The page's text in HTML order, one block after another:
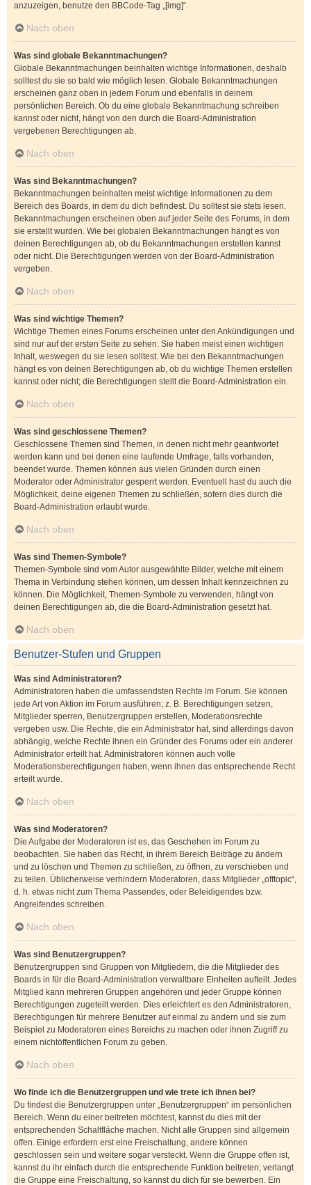
anzuzeigen, benutze den BBCode-Tag „[img]“.
Nach oben
Was sind globale Bekanntmachungen?
Globale Bekanntmachungen beinhalten wichtige Informationen, deshalb
solltest du sie so bald wie möglich lesen. Globale Bekanntmachungen
erscheinen ganz oben in jedem Forum und ebenfalls in deinem
persönlichen Bereich. Ob du eine globale Bekanntmachung schreiben
kannst oder nicht, hängt von den durch die Board-Administration
vergebenen Berechtigungen ab.
Nach oben
Was sind Bekanntmachungen?
Bekanntmachungen beinhalten meist wichtige Informationen zu dem
Bereich des Boards, in dem du dich befindest. Du solltest sie stets lesen.
Bekanntmachungen erscheinen oben auf jeder Seite des Forums, in dem
sie erstellt wurden. Wie bei globalen Bekanntmachungen hängt es von
deinen Berechtigungen ab, ob du Bekanntmachungen erstellen kannst
oder nicht. Die Berechtigungen werden von der Board-Administration
vergeben.
Nach oben
Was sind wichtige Themen?
Wichtige Themen eines Forums erscheinen unter den Ankündigungen und
sind nur auf der ersten Seite zu sehen. Sie haben meist einen wichtigen
Inhalt, weswegen du sie lesen solltest. Wie bei den Bekanntmachungen
hängt es von deinen Berechtigungen ab, ob du wichtige Themen erstellen
kannst oder nicht; die Berechtigungen stellt die Board-Administration ein.
Nach oben
Was sind geschlossene Themen?
Geschlossene Themen sind Themen, in denen nicht mehr geantwortet
werden kann und bei denen eine laufende Umfrage, falls vorhanden,
beendet wurde. Themen können aus vielen Gründen durch einen
Moderator oder Administrator gesperrt werden. Eventuell hast du auch die
Möglichkeit, deine eigenen Themen zu schließen, sofern dies durch die
Board-Administration erlaubt wurde.
Nach oben
Was sind Themen-Symbole?
Themen-Symbole sind vom Autor ausgewählte Bilder, welche mit einem
Thema in Verbindung stehen können, um dessen Inhalt kennzeichnen zu
können. Die Möglichkeit, Themen-Symbole zu verwenden, hängt von
deinen Berechtigungen ab, die die Board-Administration gesetzt hat.
Nach oben
Benutzer-Stufen und Gruppen
Was sind Administratoren?
Administratoren haben die umfassendsten Rechte im Forum. Sie können
jede Art von Aktion im Forum ausführen; z. B. Berechtigungen setzen,
Mitglieder sperren, Benutzergruppen erstellen, Moderationsrechte
vergeben usw. Die Rechte, die ein Administrator hat, sind allerdings davon
abhängig, welche Rechte ihnen ein Gründer des Forums oder ein anderer
Administrator erteilt hat. Administratoren können auch volle
Moderationsberechtigungen haben, wenn ihnen das entsprechende Recht
erteilt wurde.
Nach oben
Was sind Moderatoren?
Die Aufgabe der Moderatoren ist es, das Geschehen im Forum zu
beobachten. Sie haben das Recht, in ihrem Bereich Beiträge zu ändern
und zu löschen und Themen zu schließen, zu öffnen, zu verschieben und
zu teilen. Üblicherweise verhindern Moderatoren, dass Mitglieder „offtopic“,
d. h. etwas nicht zum Thema Passendes, oder Beleidigendes bzw.
Angreifendes schreiben.
Nach oben
Was sind Benutzergruppen?
Benutzergruppen sind Gruppen von Mitgliedern, die die Mitglieder des
Boards in für die Board-Administration verwaltbare Einheiten aufteilt. Jedes
Mitglied kann mehreren Gruppen angehören und jeder Gruppe können
Berechtigungen zugeteilt werden. Dies erleichtert es den Administratoren,
Berechtigungen für mehrere Benutzer auf einmal zu ändern und sie zum
Beispiel zu Moderatoren eines Bereichs zu machen oder ihnen Zugriff zu
einem nichtöffentlichen Forum zu geben.
Nach oben
Wo finde ich die Benutzergruppen und wie trete ich ihnen bei?
Du findest die Benutzergruppen unter „Benutzergruppen“ im persönlichen
Bereich. Wenn du einer beitreten möchtest, kannst du dies mit der
entsprechenden Schaltfläche machen. Nicht alle Gruppen sind allgemein
offen. Einige erfordern erst eine Freischaltung, andere können
geschlossen sein und weitere sogar versteckt. Wenn die Gruppe offen ist,
kannst du ihr einfach durch die entsprechende Funktion beitreten; verlangt
die Gruppe eine Freischaltung, so kannst du dich für sie bewerben. Ein